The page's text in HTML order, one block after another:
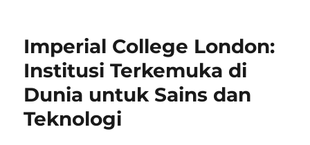
Imperial College London:
Institusi Terkemuka di
Dunia untuk Sains dan
Teknologi